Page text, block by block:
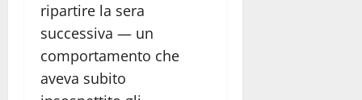
ripartire la sera
successiva — un
comportamento che
aveva subito